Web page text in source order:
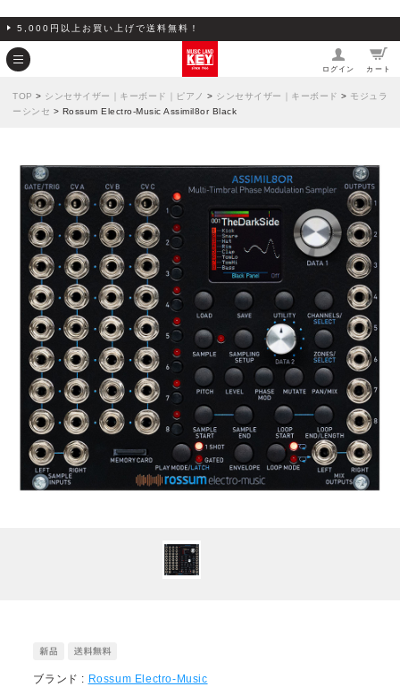
5,000円以上お買い上げで送料無料！
ログイン カート
TOP > シンセサイザー｜キーボード｜ピアノ > シンセサイザー｜キーボード > モジュラ
ーシンセ > Rossum Electro-Music Assimil8or Black
ブランド : Rossum Electro-Music